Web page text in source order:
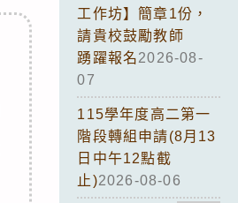
工作坊】簡章1份，
請貴校鼓勵教師
踴躍報名2026-08-
07
115學年度高二第一
階段轉組申請(8月13
日中午12點截
止)2026-08-06